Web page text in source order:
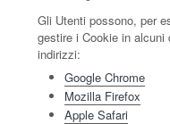
Gli Utenti possono, per
gestire i Cookie in alcuni
indirizzi:
Google Chrome
Mozilla Firefox
Apple Safari